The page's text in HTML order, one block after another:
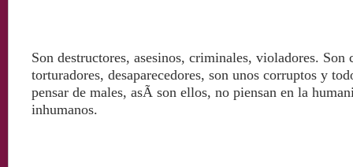
Son destructores, asesinos, criminales, violadores. Son
torturadores, desaparecedores, son unos corruptos y
pensar de males, asÃ­ son ellos, no piensan en la
inhumanos.